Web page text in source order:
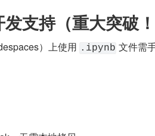
支持（重大突破
）上使用 .ipynb 文件需